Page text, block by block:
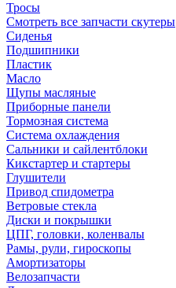
Тросы
Смотреть все запчасти скутеры
Сиденья
Подшипники
Пластик
Масло
Щупы масляные
Приборные панели
Тормозная система
Система охлаждения
Сальники и сайлентблоки
Кикстартер и стартеры
Глушители
Привод спидометра
Ветровые стекла
Диски и покрышки
ЦПГ, головки, коленвалы
Рамы, рули, гироскопы
Амортизаторы
Велозапчасти